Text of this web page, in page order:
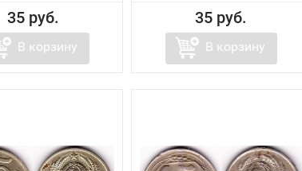
35 руб.
В корзину
35 руб.
В корзину